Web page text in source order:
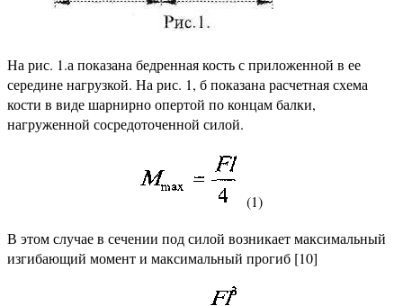
На рис. 1.а показана бедренная кость с приложенной в ее
середине нагрузкой. На рис. 1, б показана расчетная схема
кости в виде шарнирно опертой по концам балки,
нагруженной сосредоточенной силой.
(1)
В этом случае в сечении под силой возникает максимальный
изгибающий момент и максимальный прогиб [10]